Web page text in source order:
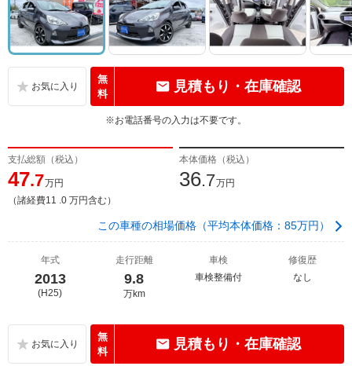
無
料
見積もり・在庫確認
※お電話番号の入力は不要です。
支払総額（税込）
47.7万円
（諸経費11 .0 万円含む）
本体価格（税込）
36.7万円
この車種の相場価格（平均本体価格：85万円）
年式
2013
(H25)
走行距離
9.8
万km
車検
車検整備付
修復歴
なし
無
料
見積もり・在庫確認